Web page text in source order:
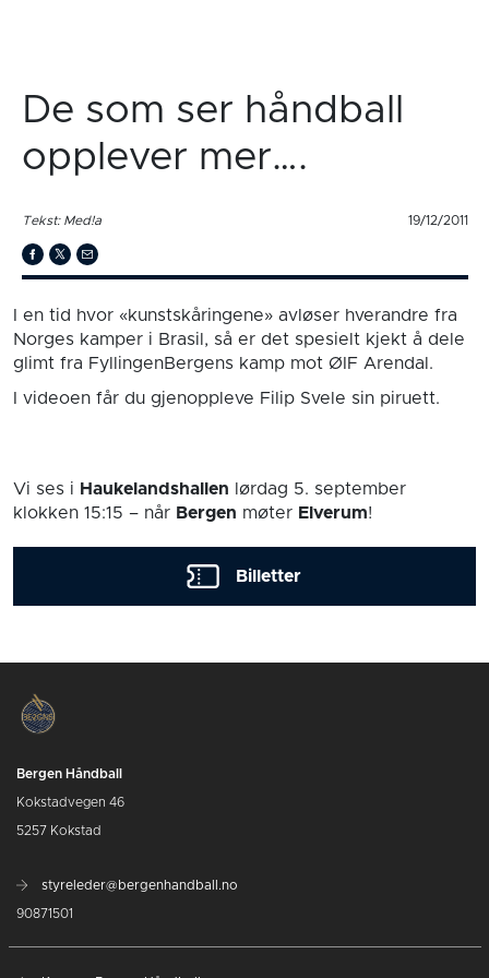
De som ser håndball
opplever mer….
Tekst: Med!a 19/12/2011
I en tid hvor «kunstskåringene» avløser hverandre fra
Norges kamper i Brasil, så er det spesielt kjekt å dele
glimt fra FyllingenBergens kamp mot ØIF Arendal.
I videoen får du gjenoppleve Filip Svele sin piruett.
Vi ses i Haukelandshallen lørdag 5. september
klokken 15:15 – når Bergen møter Elverum!
Billetter
Bergen Håndball
Kokstadvegen 46
5257 Kokstad
styreleder@bergenhandball.no
90871501